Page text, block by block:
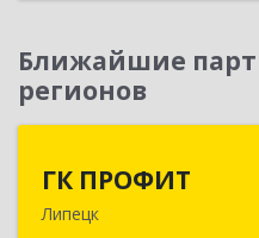
Ближайшие
регионов
ГК ПРОФИТ
Липецк
398001, Липецкая